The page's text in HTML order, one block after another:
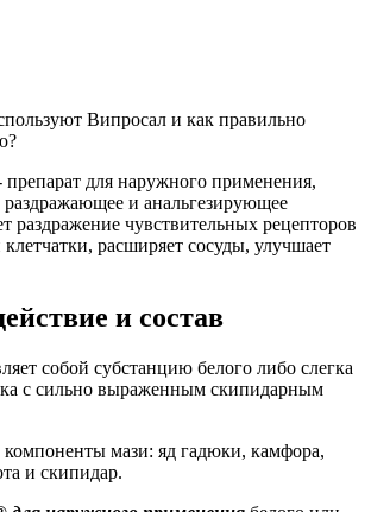
Випросал и как правильно
и состав
собой субстанцию белого либо слегка
с сильно выраженным скипидарным
мази: яд гадюки, камфора,
и скипидар.